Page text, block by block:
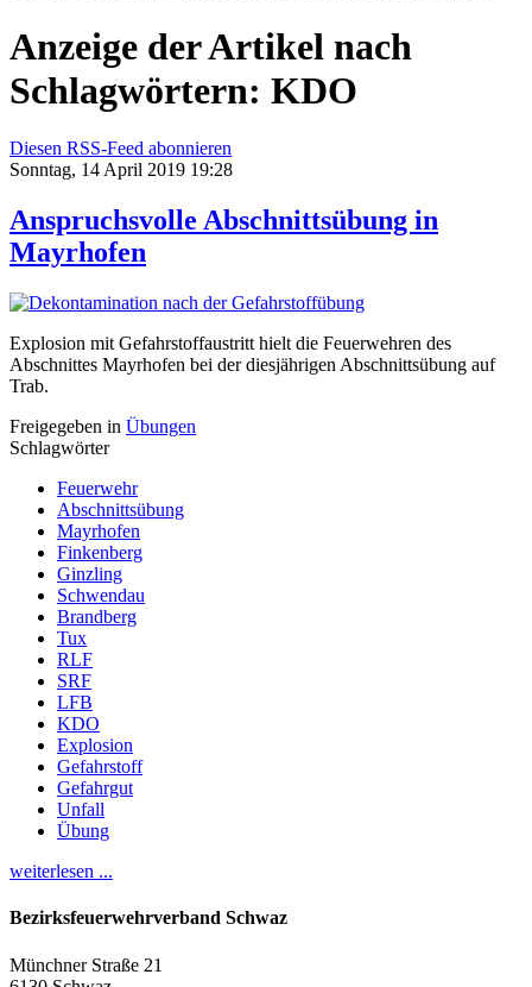
Anzeige der Artikel nach
Schlagwörtern: KDO
Diesen RSS-Feed abonnieren
Sonntag, 14 April 2019 19:28
Anspruchsvolle Abschnittsübung in
Mayrhofen
Explosion mit Gefahrstoffaustritt hielt die Feuerwehren des
Abschnittes Mayrhofen bei der diesjährigen Abschnittsübung auf
Trab.
Freigegeben in Übungen
Schlagwörter
Feuerwehr
Abschnittsübung
Mayrhofen
Finkenberg
Ginzling
Schwendau
Brandberg
Tux
RLF
SRF
LFB
KDO
Explosion
Gefahrstoff
Gefahrgut
Unfall
Übung
weiterlesen ...
Bezirksfeuerwehrverband Schwaz
Münchner Straße 21